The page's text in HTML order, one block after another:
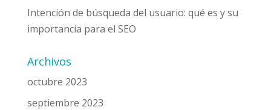
Intención de búsqueda del usuario: qué es y su
importancia para el SEO
Archivos
octubre 2023
septiembre 2023